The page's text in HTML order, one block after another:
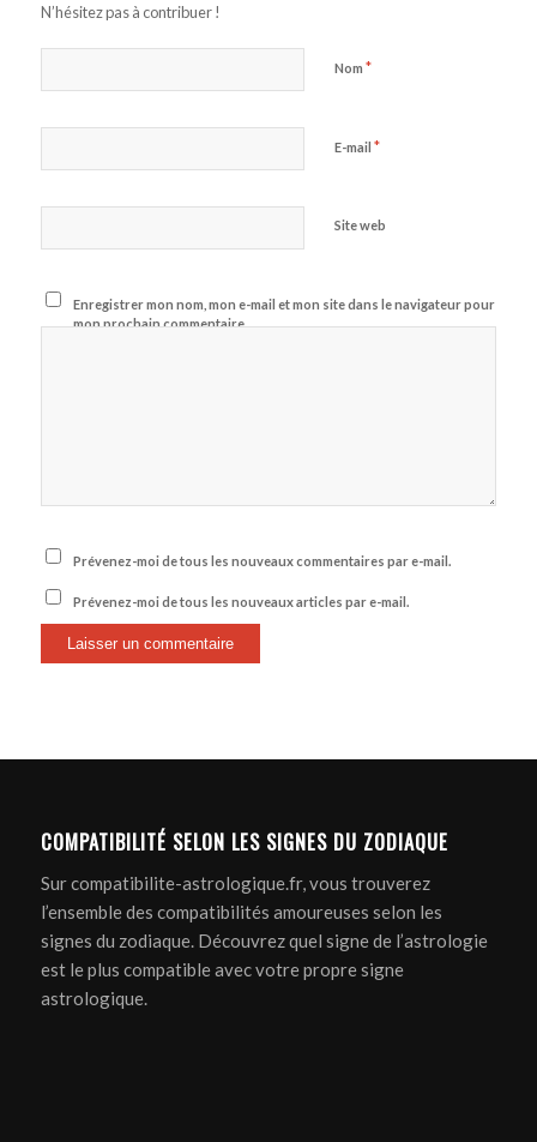
N’hésitez pas à contribuer !
Nom *
E-mail *
Site web
Enregistrer mon nom, mon e-mail et mon site dans le navigateur pour
mon prochain commentaire.
Prévenez-moi de tous les nouveaux commentaires par e-mail.
Prévenez-moi de tous les nouveaux articles par e-mail.
COMPATIBILITÉ SELON LES SIGNES DU ZODIAQUE
Sur compatibilite-astrologique.fr, vous trouverez
l’ensemble des compatibilités amoureuses selon les
signes du zodiaque. Découvrez quel signe de l’astrologie
est le plus compatible avec votre propre signe
astrologique.